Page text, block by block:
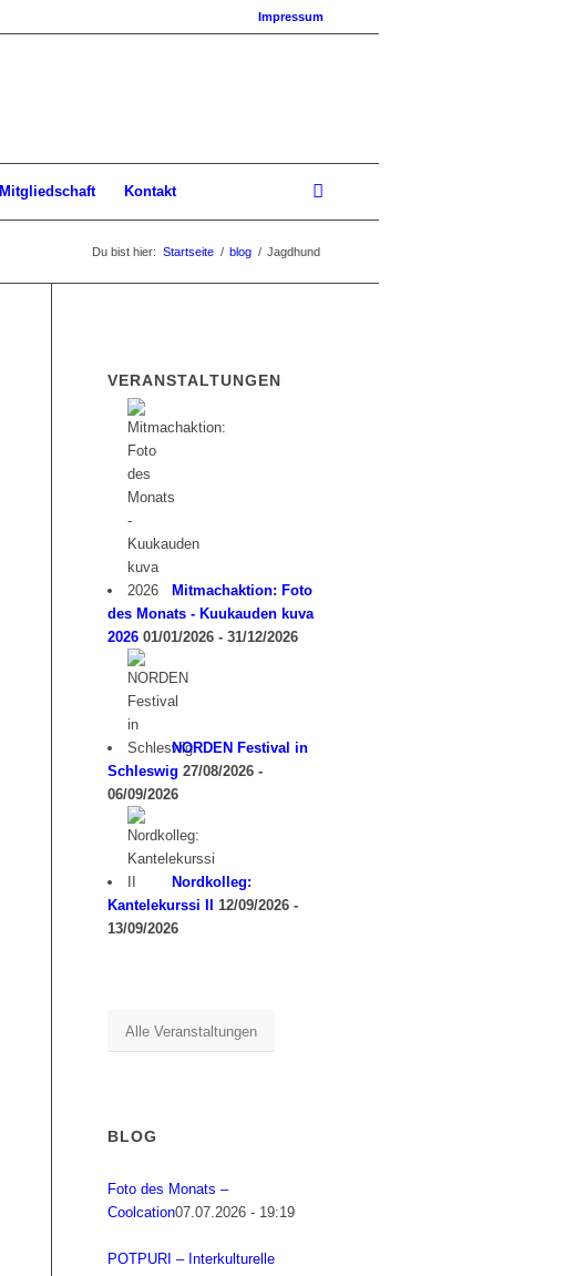
Impressum
Mitgliedschaft Kontakt
Du bist hier: Startseite / blog / Jagdhund
VERANSTALTUNGEN
Mitmachaktion: Foto
des Monats - Kuukauden kuva
2026 01/01/2026 - 31/12/2026
NORDEN Festival in
Schleswig 27/08/2026 -
06/09/2026
Nordkolleg:
Kantelekurssi II
12/09/2026 -
13/09/2026
Alle Veranstaltungen
BLOG
Foto des Monats –
Coolcation07.07.2026 - 19:19
POTPURI – Interkulturelle